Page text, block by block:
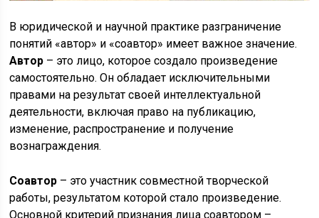
В юридической и научной практике разграничение
понятий «автор» и «соавтор» имеет важное значение.
Автор – это лицо, которое создало произведение
самостоятельно. Он обладает исключительными
правами на результат своей интеллектуальной
деятельности, включая право на публикацию,
изменение, распространение и получение
вознаграждения.
Соавтор – это участник совместной творческой
работы, результатом которой стало произведение.
Основной критерий признания лица соавтором –